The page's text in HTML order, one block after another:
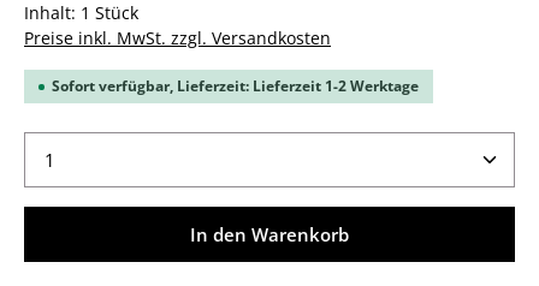
Inhalt: 1 Stück
Preise inkl. MwSt. zzgl. Versandkosten
Sofort verfügbar, Lieferzeit: Lieferzeit 1-2 Werktage
Produkt Anzahl: Gib den gewünschten Wert ein
In den Warenkorb